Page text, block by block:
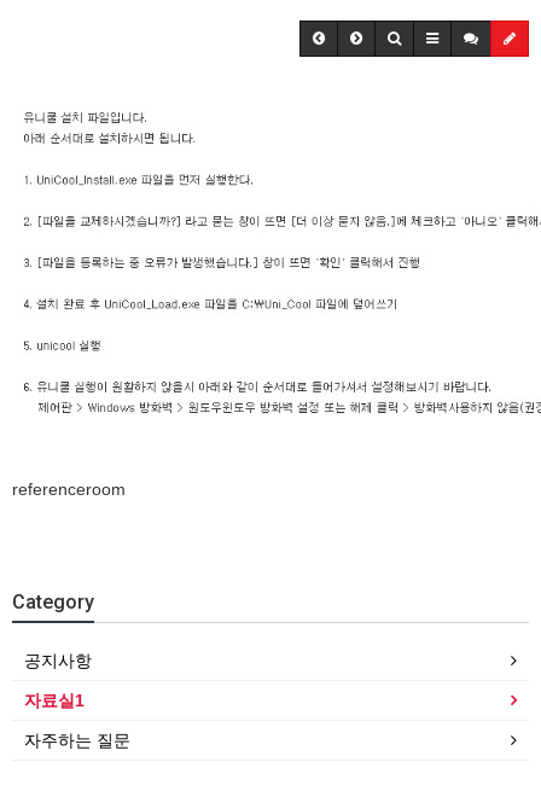
referenceroom
Category
공지사항
자료실1
자주하는 질문